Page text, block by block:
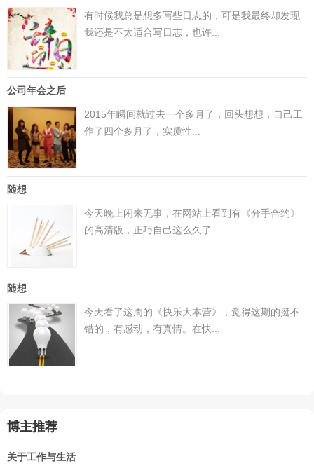
有时候我总是想多写些日志的，可是我最终却发现
我还是不太适合写日志，也许...
公司年会之后
2015年瞬间就过去一个多月了，回头想想，自己工
作了四个多月了，实质性...
随想
今天晚上闲来无事，在网站上看到有《分手合约》
的高清版，正巧自己这么久了...
随想
今天看了这周的《快乐大本营》，觉得这期的挺不
错的，有感动，有真情。在快...
博主推荐
关于工作与生活